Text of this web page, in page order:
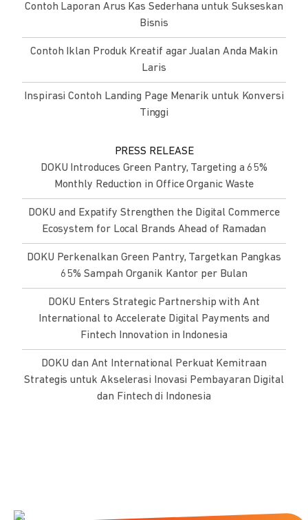
Contoh Laporan Arus Kas Sederhana untuk Sukseskan
Bisnis
Contoh Iklan Produk Kreatif agar Jualan Anda Makin
Laris
Inspirasi Contoh Landing Page Menarik untuk Konversi
Tinggi
PRESS RELEASE
DOKU Introduces Green Pantry, Targeting a 65%
Monthly Reduction in Office Organic Waste
DOKU and Expatify Strengthen the Digital Commerce
Ecosystem for Local Brands Ahead of Ramadan
DOKU Perkenalkan Green Pantry, Targetkan Pangkas
65% Sampah Organik Kantor per Bulan
DOKU Enters Strategic Partnership with Ant
International to Accelerate Digital Payments and
Fintech Innovation in Indonesia
DOKU dan Ant International Perkuat Kemitraan
Strategis untuk Akselerasi Inovasi Pembayaran Digital
dan Fintech di Indonesia